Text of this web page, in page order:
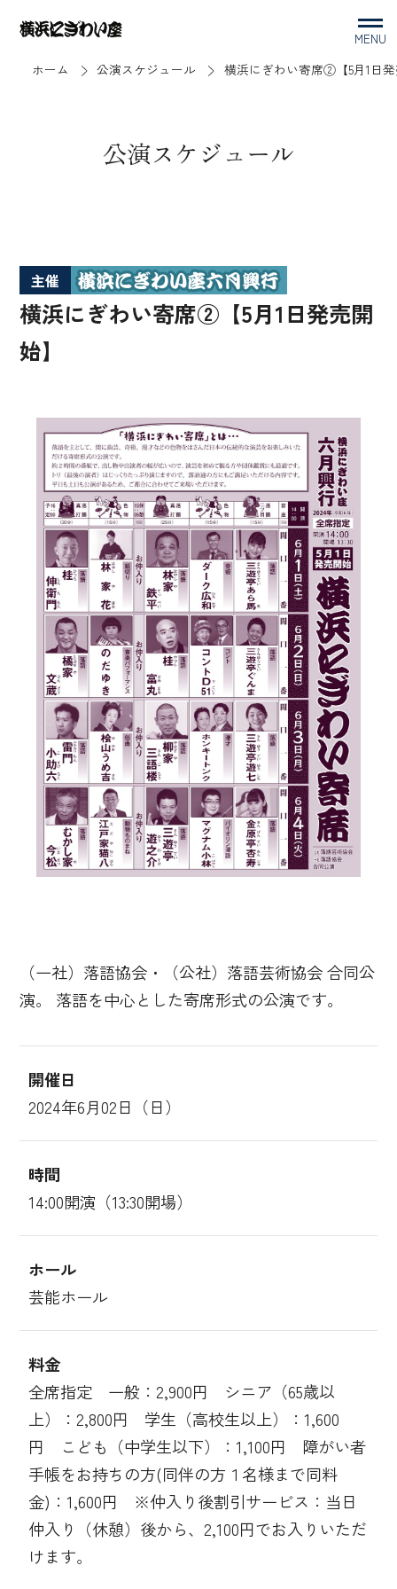
MENU
ホーム
公演スケジュール 横浜にぎわい寄席②【5月1日
公演スケジュール
主催
横浜にぎわい寄席②【5月1日発売開
始】
（一社）落語協会・（公社）落語芸術協会 合同公
演。 落語を中心とした寄席形式の公演です。
開催日
2024年6月02日（日）
時間
14:00開演（13:30開場）
ホール
芸能ホール
料金
全席指定 一般：2,900円 シニア（65歳以
上）：2,800円 学生（高校生以上）：1,600
円 こども（中学生以下）：1,100円 障がい者
手帳をお持ちの方(同伴の方１名様まで同料
金)：1,600円 ※仲入り後割引サービス：当日
仲入り（休憩）後から、2,100円でお入りいただ
けます。